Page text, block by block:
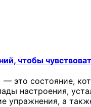
чтобы
это состояние,
настроения,
упражнения, а